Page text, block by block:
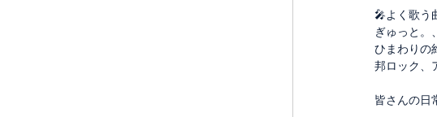
🎤よく歌う
ぎゅっと。
ひまわりの
邦ロック、
皆さんの日